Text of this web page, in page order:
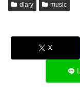
diary music
X